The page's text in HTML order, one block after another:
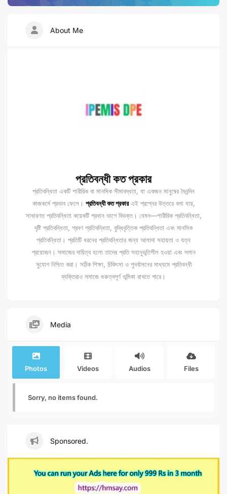
About Me
প্রতিবন্ধী কত প্রকার
প্রতিবন্ধিতা একটি শারীরিক বা মানসিক সীমাবদ্ধতা, যা একজন মানুষের দৈনন্দিন
কাজকর্মে প্রভাব ফেলে। প্রতিবন্ধী কত প্রকারএই প্রশ্নের উত্তরে বলা যায়,
সাধারণত প্রতিবন্ধিতা কয়েকটি প্রধান ভাগে বিভক্ত। যেমন—শারীরিক প্রতিবন্ধিতা,
দৃষ্টি প্রতিবন্ধিতা, শ্রবণ প্রতিবন্ধিতা, বুদ্ধিবৃত্তিক প্রতিবন্ধিতা এবং মানসিক
প্রতিবন্ধিতা। প্রতিটি ধরনের প্রতিবন্ধিতার জন্য আলাদা সহায়তা ও যত্ন
প্রয়োজন। সমাজের দায়িত্ব হলো তাদের প্রতি সহানুভূতিশীল হওয়া এবং সমান
সুযোগ নিশ্চিত করা। সঠিক শিক্ষা, চিকিৎসা ও পুনর্বাসনের মাধ্যমে প্রতিবন্ধী
ব্যক্তিরাও সমাজে গুরুত্বপূর্ণ ভূমিকা রাখতে পারে।
Media
Photos Videos Audios Files
Sorry, no items found.
Sponsored.